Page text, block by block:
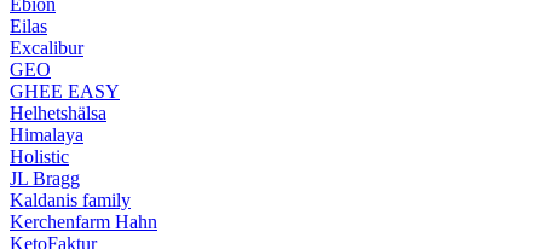
Eilas
Excalibur
GEO
GHEE EASY
Helhetshälsa
Himalaya
Holistic
JL Bragg
Kaldanis family
Kerchenfarm Hahn
KetoFaktur